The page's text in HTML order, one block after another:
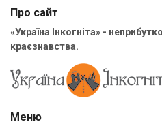
Про сайт
«Україна Інкогніта» -
краєзнавства.
Меню